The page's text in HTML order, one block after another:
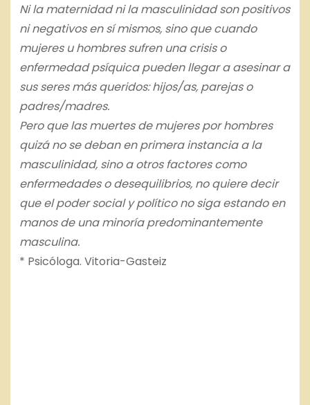
Ni la maternidad ni la masculinidad son positivos
ni negativos en sí mismos, sino que cuando
mujeres u hombres sufren una crisis o
enfermedad psíquica pueden llegar a asesinar a
sus seres más queridos: hijos/as, parejas o
padres/madres.
Pero que las muertes de mujeres por hombres
quizá no se deban en primera instancia a la
masculinidad, sino a otros factores como
enfermedades o desequilibrios, no quiere decir
que el poder social y político no siga estando en
manos de una minoría predominantemente
masculina.
* Psicóloga. Vitoria-Gasteiz